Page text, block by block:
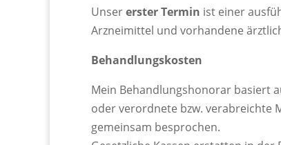
Unsererster Termin ist einer
Arzneimittel und vorhandene
Behandlungskosten
Mein Behandlungshonorar basiert
oder verordnete bzw. verabreichte
gemeinsam besprochen.